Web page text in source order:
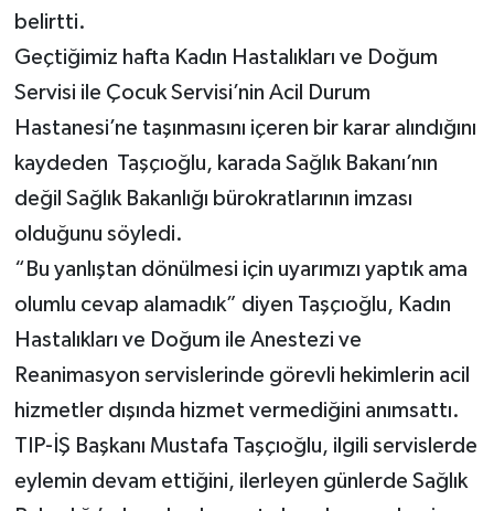
belirtti.
Geçtiğimiz hafta Kadın Hastalıkları ve Doğum
Servisi ile Çocuk Servisi’nin Acil Durum
Hastanesi’ne taşınmasını içeren bir karar alındığını
kaydeden Taşçıoğlu, karada Sağlık Bakanı’nın
değil Sağlık Bakanlığı bürokratlarının imzası
olduğunu söyledi.
“Bu yanlıştan dönülmesi için uyarımızı yaptık ama
olumlu cevap alamadık” diyen Taşçıoğlu, Kadın
Hastalıkları ve Doğum ile Anestezi ve
Reanimasyon servislerinde görevli hekimlerin acil
hizmetler dışında hizmet vermediğini anımsattı.
TIP-İŞ Başkanı Mustafa Taşçıoğlu, ilgili servislerde
eylemin devam ettiğini, ilerleyen günlerde Sağlık